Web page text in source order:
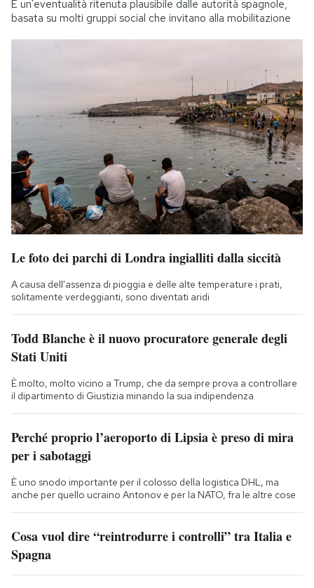
È un'eventualità ritenuta plausibile dalle autorità spagnole,
basata su molti gruppi social che invitano alla mobilitazione
Le foto dei parchi di Londra ingialliti dalla siccità
A causa dell'assenza di pioggia e delle alte temperature i prati,
solitamente verdeggianti, sono diventati aridi
Todd Blanche è il nuovo procuratore generale degli
Stati Uniti
È molto, molto vicino a Trump, che da sempre prova a controllare
il dipartimento di Giustizia minando la sua indipendenza
Perché proprio l’aeroporto di Lipsia è preso di mira
per i sabotaggi
È uno snodo importante per il colosso della logistica DHL, ma
anche per quello ucraino Antonov e per la NATO, fra le altre cose
Cosa vuol dire “reintrodurre i controlli” tra Italia e
Spagna